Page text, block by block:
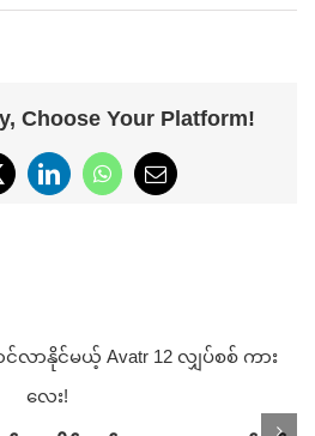
Choose Your Platform!
LinkedInWhatsApp
Email